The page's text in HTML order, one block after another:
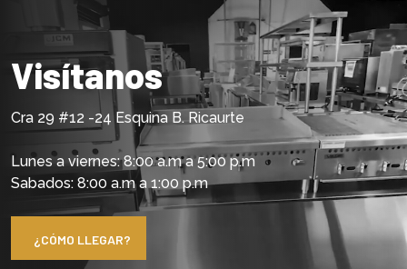
Visítanos
Cra 29 #12 -24 Esquina B. Ricaurte
Lunes a viernes: 8:00 a.m a 5:00 p.m
Sabados: 8:00 a.m a 1:00 p.m
¿CÓMO LLEGAR?